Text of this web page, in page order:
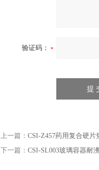
验证码：
上一篇： CSI-Z457药用复合硬片
下一篇： CSI-SL003玻璃容器耐